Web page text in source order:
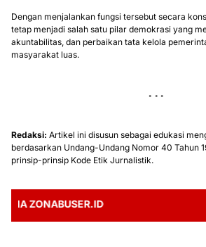
Dengan menjalankan fungsi tersebut secara
tetap menjadi salah satu pilar demokrasi yang
akuntabilitas, dan perbaikan tata kelola
masyarakat luas.
Redaksi: Artikel ini disusun sebagai edukasi
berdasarkan Undang-Undang Nomor 40 Tahun
prinsip-prinsip Kode Etik Jurnalistik.